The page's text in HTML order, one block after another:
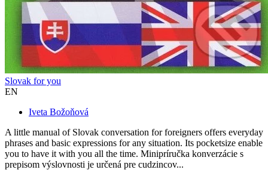
Slovak for you
EN
Iveta Božoňová
A little manual of Slovak conversation for foreigners offers everyday
phrases and basic expressions for any situation. Its pocketsize enable
you to have it with you all the time. Minipríručka konverzácie s
prepisom výslovnosti je určená pre cudzincov...